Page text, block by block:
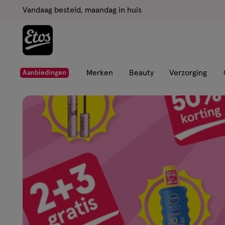
ga
de
hoofd
ga
de
zoekbalk
Vandaag besteld, maandag in huis
Aanbiedingen Merken Beauty Verzorging
Etos
Drogist
Alles